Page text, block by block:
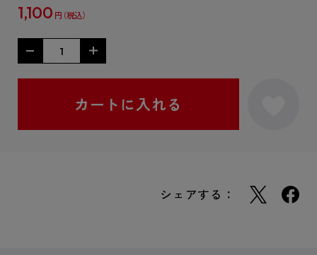
1,100 円
シェアする：